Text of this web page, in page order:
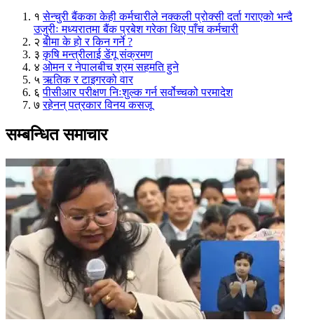
१ सेन्चुरी बैंकका केही कर्मचारीले नक्कली प्रोक्सी दर्ता गराएको भन्दै
उजुरीः मध्यरातमा बैंक प्रबेश गरेका थिए पाँच कर्मचारी
२ बीमा के हो र किन गर्ने ?
३ कृषि मन्त्रीलाई डेंगू संक्रमण
४ ओमन र नेपालबीच श्रम सहमति हुने
५ ऋतिक र टाइगरको वार
६ पीसीआर परीक्षण निःशुल्क गर्न सर्वोच्चको परमादेश
७ रहेनन् पत्रकार विनय कसजू
सम्बन्धित समाचार